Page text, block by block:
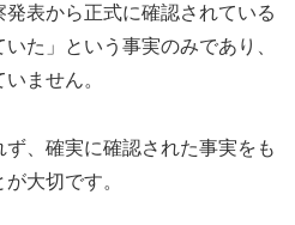
表から正式に確認されている
た」という事実のみであり、
ません。
、確実に確認された事実をも
大切です。